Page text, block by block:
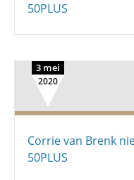
50PLUS
3 mei
2020
Corrie van Brenk
50PLUS